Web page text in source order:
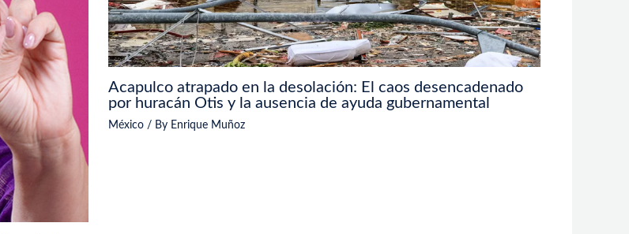
Acapulco atrapado en la desolación: El caos desencadenado
por huracán Otis y la ausencia de ayuda gubernamental
México/ By Enrique Muñoz